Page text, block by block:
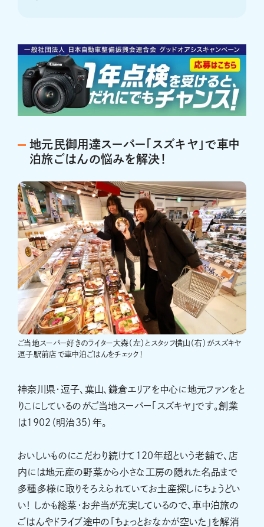
地元民御用達スーパー「スズキヤ」で車中
泊旅ごはんの悩みを解決！
ご当地スーパー好きのライター大森（左）とスタッフ横山（右）がスズキヤ
逗子駅前店で車中泊ごはんをチェック！
神奈川県・逗子、葉山、鎌倉エリアを中心に地元ファンをと
りこにしているのがご当地スーパー「スズキヤ」です。創業
は1902（明治35）年。
おいしいものにこだわり続けて120年超という老舗で、店
内には地元産の野菜から小さな工房の隠れた名品まで
多種多様に取りそろえられていてお土産探しにちょうどい
い！ しかも総菜・お弁当が充実しているので、車中泊旅の
ごはんやドライブ途中の「ちょっとおなかが空いた」を解消